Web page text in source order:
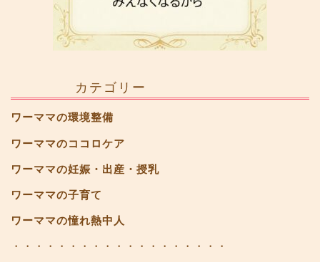
カテゴリー
ワーママの環境整備
ワーママのココロケア
ワーママの妊娠・出産・授乳
ワーママの子育て
ワーママの憧れ熱中人
・・・・・・・・・・・・・・・・・・・